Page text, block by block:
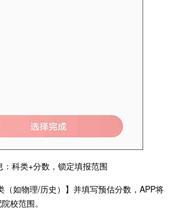
科类+分数，锁定填报范围
（如物理/历史）】并填写预估分数，APP将
校范围。